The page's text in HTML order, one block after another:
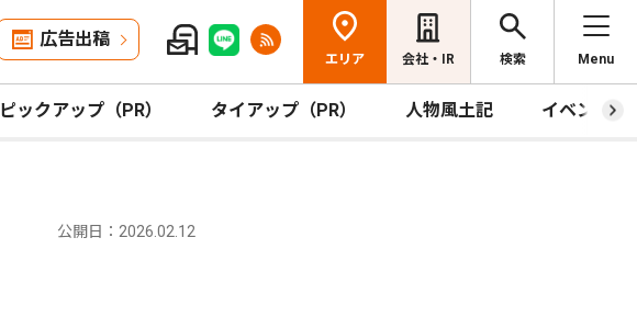
広告出稿
エリア 会社・IR 検索 Menu
ピックアップ（PR） タイアップ（PR） 人物風土記 イベント
公開日：2026.02.12